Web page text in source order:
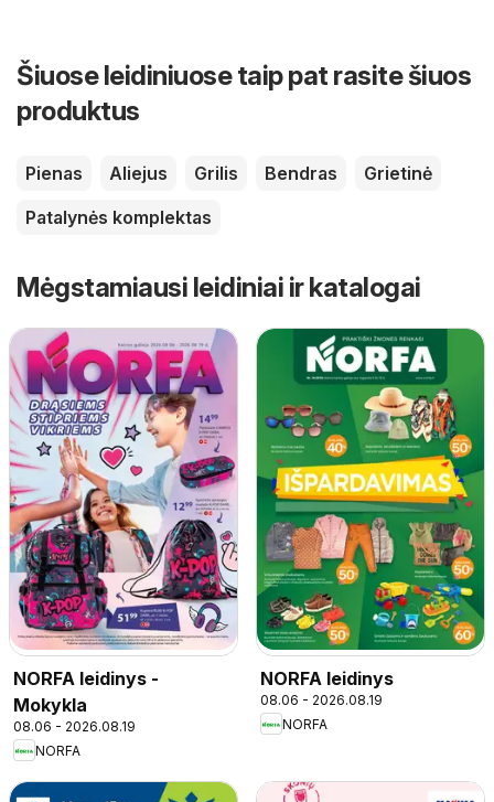
Šiuose leidiniuose taip pat rasite šiuos
produktus
Pienas Aliejus Grilis Bendras
Grietinė
Patalynės komplektas
Mėgstamiausi leidiniai ir katalogai
NORFA leidinys -
Mokykla
08.06 - 2026.08.19
NORFA
NORFA leidinys
08.06 - 2026.08.19
NORFA